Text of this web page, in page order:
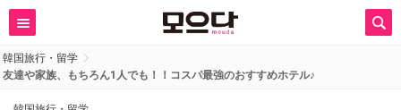
韓国旅行・留学
友達や家族、もちろん1人でも！！コスパ最強のおすすめホテル♪